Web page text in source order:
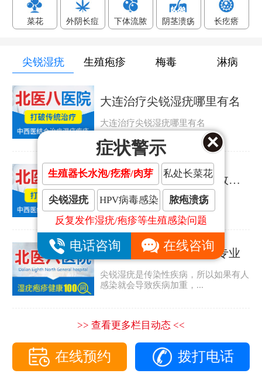
菜花 外阴长痘 下体流脓 阴茎溃疡 长疙瘩
尖锐湿疣 生殖疱疹 梅毒 淋病
大连治疗尖锐湿疣哪里有名
大连治疗尖锐湿疣哪里有名
大连治疗尖锐湿疣哪里效果好
大连治疗尖锐湿疣哪里效果好
大连哪家尖锐湿疣医院专业
尖锐湿疣是传染性疾病，所以如果有人
感染就会导致疾病加重，...
>> 查看更多栏目动态 <<
在线预约 拨打电话
症状警示
生殖器长水泡/疙瘩/肉芽 私处长菜花
尖锐湿疣 HPV病毒感染
脓疱溃疡
反复发作湿疣/疱疹等生殖感染问题
电话咨询 在线咨询